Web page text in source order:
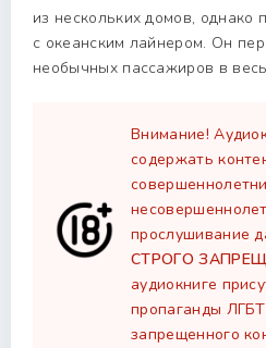
из нескольких домов, однако
с океанским лайнером. Он
необычных пассажиров в
Внимание!
содержать
прослушивание
СТРОГО
аудиокниге
пропаганды ЛГБТ
запрещенного